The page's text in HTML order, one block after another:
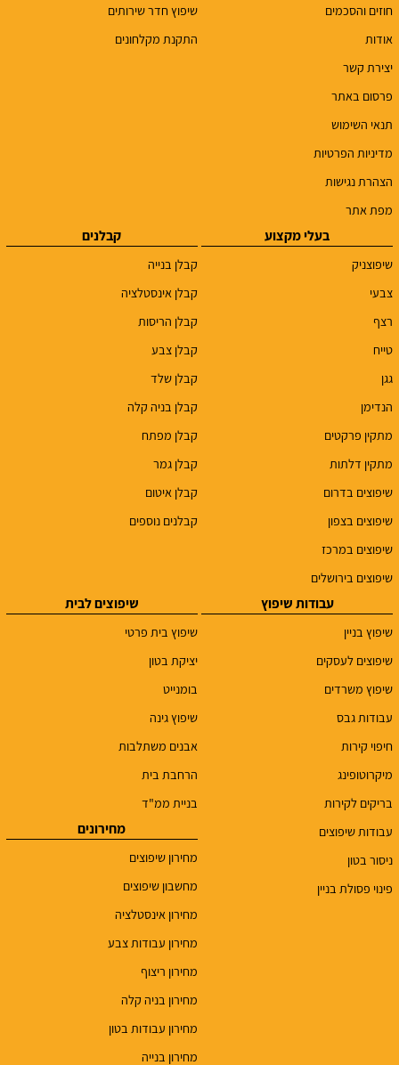
חוזים והסכמים
אודות
יצירת קשר
פרסום באתר
תנאי השימוש
מדיניות הפרטיות
הצהרת נגישות
מפת אתר
שיפוץ חדר שירותים
התקנת מקלחונים
בעלי מקצוע
שיפוצניק
צבעי
רצף
טייח
גגן
הנדימן
מתקין פרקטים
מתקין דלתות
שיפוצים בדרום
שיפוצים בצפון
שיפוצים במרכז
שיפוצים בירושלים
קבלנים
קבלן בנייה
קבלן אינסטלציה
קבלן הריסות
קבלן צבע
קבלן שלד
קבלן בניה קלה
קבלן מפתח
קבלן גמר
קבלן איטום
קבלנים נוספים
עבודות שיפוץ
שיפוץ בניין
שיפוצים לעסקים
שיפוץ משרדים
עבודות גבס
חיפוי קירות
מיקרוטופינג
בריקים לקירות
עבודות שיפוצים
ניסור בטון
פינוי פסולת בניין
שיפוצים לבית
שיפוץ בית פרטי
יציקת בטון
בומנייט
שיפוץ גינה
אבנים משתלבות
הרחבת בית
בניית ממ"ד
מחירונים
מחירון שיפוצים
מחשבון שיפוצים
מחירון אינסטלציה
מחירון עבודות צבע
מחירון ריצוף
מחירון בניה קלה
מחירון עבודות בטון
מחירון בנייה